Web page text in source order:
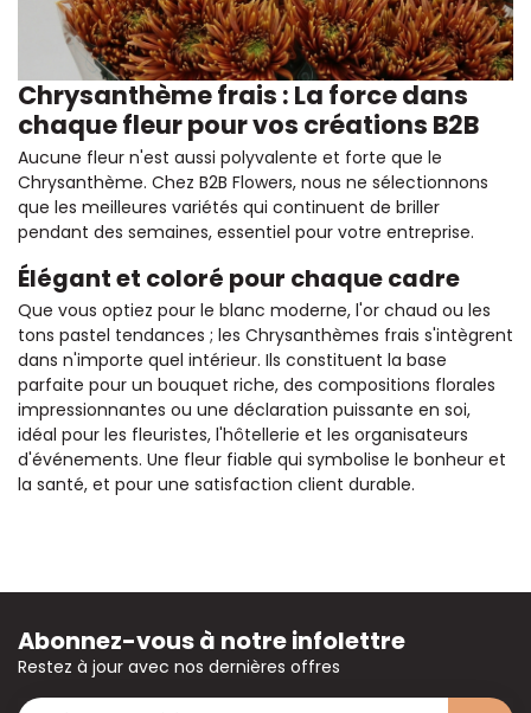
Chrysanthème frais : La force dans
chaque fleur pour vos créations B2B
Aucune fleur n'est aussi polyvalente et forte que le
Chrysanthème. Chez B2B Flowers, nous ne sélectionnons
que les meilleures variétés qui continuent de briller
pendant des semaines, essentiel pour votre entreprise.
Élégant et coloré pour chaque cadre
Que vous optiez pour le blanc moderne, l'or chaud ou les
tons pastel tendances ; les Chrysanthèmes frais s'intègrent
dans n'importe quel intérieur. Ils constituent la base
parfaite pour un bouquet riche, des compositions florales
impressionnantes ou une déclaration puissante en soi,
idéal pour les fleuristes, l'hôtellerie et les organisateurs
d'événements. Une fleur fiable qui symbolise le bonheur et
la santé, et pour une satisfaction client durable.
Abonnez-vous à notre infolettre
Restez à jour avec nos dernières offres